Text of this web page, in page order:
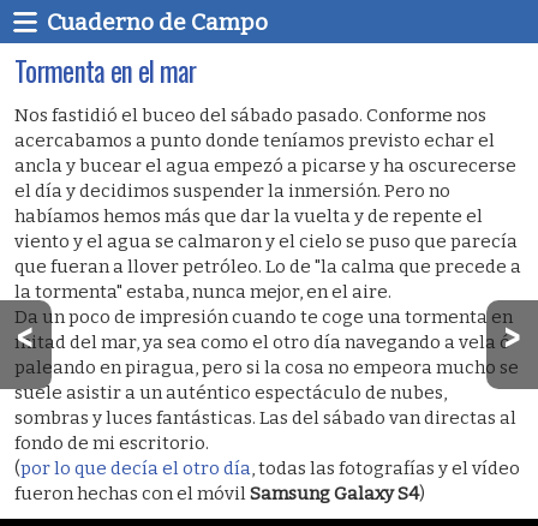
Cuaderno de Campo
Tormenta en el mar
Nos fastidió el buceo del sábado pasado. Conforme nos
acercabamos a punto donde teníamos previsto echar el
ancla y bucear el agua empezó a picarse y ha oscurecerse
el día y decidimos suspender la inmersión. Pero no
habíamos hemos más que dar la vuelta y de repente el
viento y el agua se calmaron y el cielo se puso que parecía
que fueran a llover petróleo. Lo de "la calma que precede a
la tormenta" estaba, nunca mejor, en el aire.
Da un poco de impresión cuando te coge una tormenta en
mitad del mar, ya sea como el otro día navegando a vela ó
paleando en piragua, pero si la cosa no empeora mucho se
suele asistir a un auténtico espectáculo de nubes,
sombras y luces fantásticas. Las del sábado van directas al
fondo de mi escritorio.
(por lo que decía el otro día, todas las fotografías y el vídeo
fueron hechas con el móvilSamsung Galaxy S4)